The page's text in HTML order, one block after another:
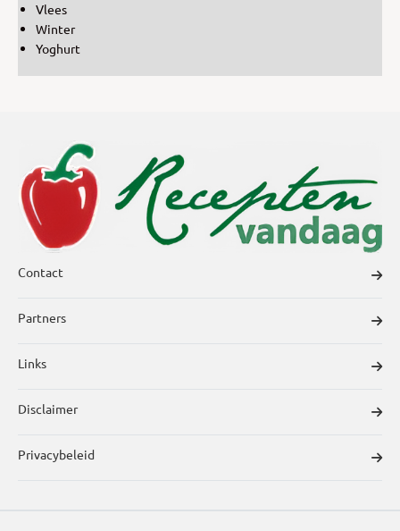
Vlees
Winter
Yoghurt
Contact
Partners
Links
Disclaimer
Privacybeleid